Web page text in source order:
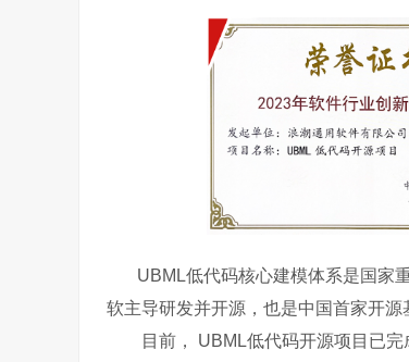
UBML低代码核心建模体系是国家重
软主导研发并开源，也是中国首家开
目前， UBML低代码开源项目已完